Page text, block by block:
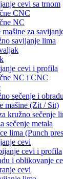
cevi sa trnom
CNC
NC
za
savijanje lima
cevi i profila
NC i CNC
sečenje i
mašine (Zit / Sit)
kružno sečenje
sečenje metala
lima (Punch
cevi
cevi i profila
i oblikovanje
cevi